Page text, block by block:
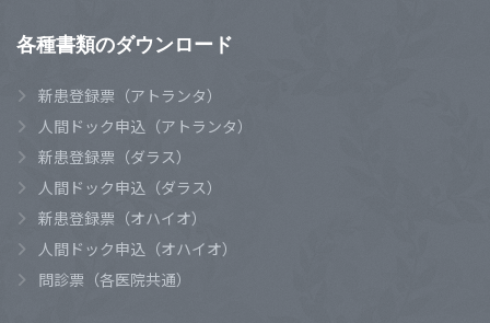
各種書類のダウンロード
新患登録票（アトランタ）
人間ドック申込（アトランタ）
新患登録票（ダラス）
人間ドック申込（ダラス）
新患登録票（オハイオ）
人間ドック申込（オハイオ）
問診票（各医院共通）